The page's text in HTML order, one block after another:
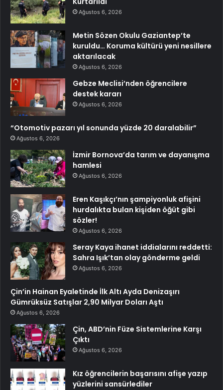
Ağustos 6, 2026
Metin Sözen Okulu Gaziantep’te
kuruldu… Koruma kültürü yeni nesillere
aktarılacak
Ağustos 6, 2026
Gebze Meclisi’nden öğrencilere
destek kararı
Ağustos 6, 2026
“Otomotiv pazarı yıl sonunda yüzde 20 daralabilir”
Ağustos 6, 2026
İzmir Bornova’da tarım ve dayanışma
hamlesi
Ağustos 6, 2026
Eren Kaşıkçı’nın şampiyonluk afişini
hurdalıkta bulan kişiden öğüt gibi
sözler!
Ağustos 6, 2026
Seray Kaya ihanet iddialarını reddetti:
Sahra Işık’tan olay gönderme geldi
Ağustos 6, 2026
Çin’in Hainan Eyaletinde İlk Altı Ayda Denizaşırı
Gümrüksüz Satışlar 2,90 Milyar Doları Aştı
Ağustos 6, 2026
Çin, ABD’nin Füze Sistemlerine Karşı
Çıktı
Ağustos 6, 2026
Kız öğrencilerin başarısını afişe yazıp
yüzlerini sansürlediler